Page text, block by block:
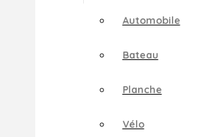
Automobile
Bateau
Planche
Vélo